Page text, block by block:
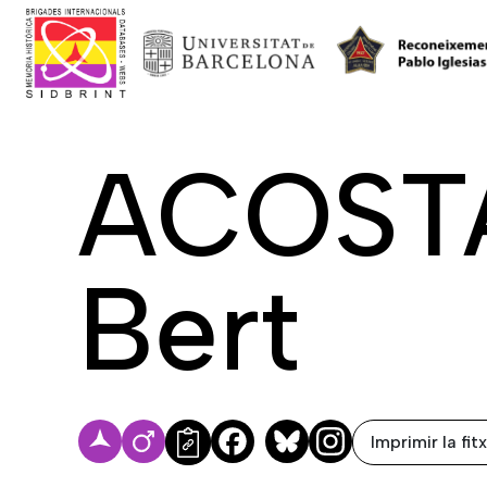
Bert
FacebookBluesky Imprimir la